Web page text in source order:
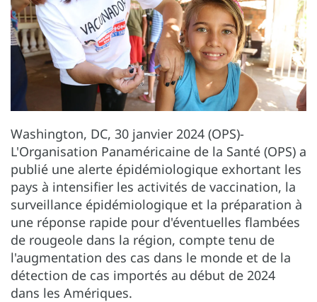
Washington, DC, 30 janvier 2024 (OPS)-
L'Organisation Panaméricaine de la Santé (OPS) a
publié une alerte épidémiologique exhortant les
pays à intensifier les activités de vaccination, la
surveillance épidémiologique et la préparation à
une réponse rapide pour d'éventuelles flambées
de rougeole dans la région, compte tenu de
l'augmentation des cas dans le monde et de la
détection de cas importés au début de 2024
dans les Amériques.